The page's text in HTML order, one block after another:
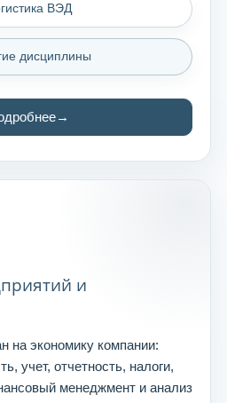
ВЭД
дисциплины
и
на экономику компании:
учет, отчетность, налоги,
менеджмент и анализ